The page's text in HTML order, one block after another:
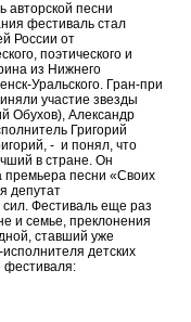
авторской песни
фестиваль стал
России от
поэтического и
из Нижнего
Уральского. Гран-при
участие звезды
Обухов), Александр
Григорий
- и понял, что
в стране. Он
премьера песни «Своих
депутат
Фестиваль еще раз
и семье, преклонения
ставший уже
детских
фестиваля: